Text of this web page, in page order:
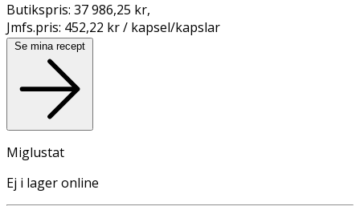
Butikspris: 37 986,25 kr,
Jmfs.pris: 452,22 kr / kapsel/kapslar
Se mina recept
Miglustat
Ej i lager online